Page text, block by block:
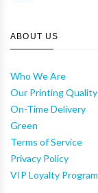
ABOUT US
Who We Are
Our Printing Quality
On-Time Delivery
Green
Terms of Service
Privacy Policy
VIP Loyalty Program